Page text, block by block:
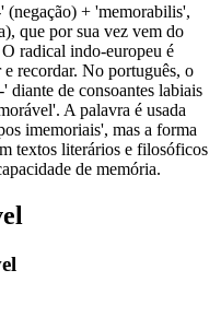
+ 'memorabilis',
que por sua vez vem do
radical indo-europeu é
recordar. No português, o
diante de consoantes labiais
A palavra é usada
imemoriais', mas a forma
textos literários e filosóficos
de memória.